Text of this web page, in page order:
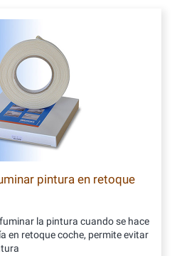
pintura en retoque
la pintura cuando se hace
en retoque coche, permite evitar